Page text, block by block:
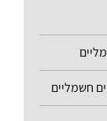
חשמליים